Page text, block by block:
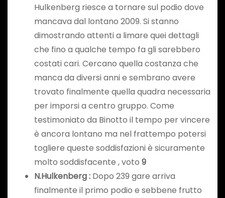
Hulkenberg riesce a tornare sul podio dove
mancava dal lontano 2009. Si stanno
dimostrando attenti a limare quei dettagli
che fino a qualche tempo fa gli sarebbero
costati cari. Cercano quella costanza che
manca da diversi anni e sembrano avere
trovato finalmente quella quadra necessaria
per imporsi a centro gruppo. Come
testimoniato da Binotto il tempo per vincere
è ancora lontano ma nel frattempo potersi
togliere queste soddisfazioni è sicuramente
molto soddisfacente , voto 9
N.Hulkenberg :Dopo 239 gare arriva
finalmente il primo podio e sebbene frutto